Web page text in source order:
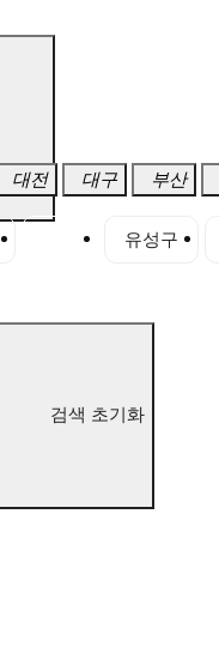
대전 대구 부산
유성구
검색 초기화